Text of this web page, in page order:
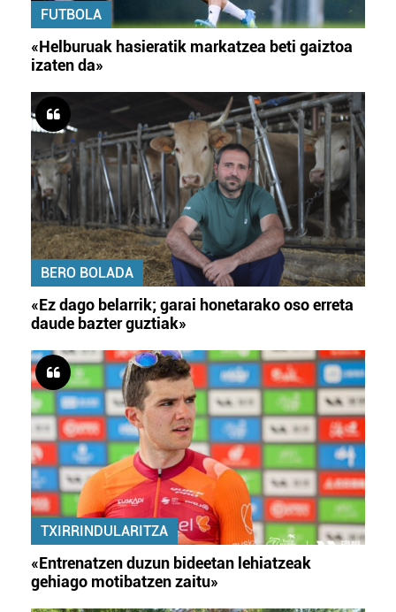
FUTBOLA
«Helburuak hasieratik markatzea beti gaiztoa
izaten da»
BERO BOLADA
«Ez dago belarrik; garai honetarako oso erreta
daude bazter guztiak»
TXIRRINDULARITZA
«Entrenatzen duzun bideetan lehiatzeak
gehiago motibatzen zaitu»